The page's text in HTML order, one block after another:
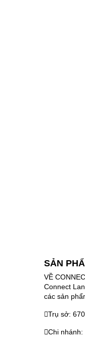
SẢN
VỀ
Connect
các sản
Trụ sở:
Chi